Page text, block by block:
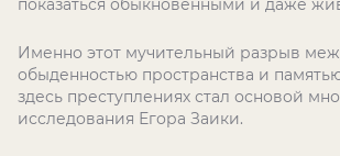
показаться обыкновенными и даже
Именно этот мучительный разрыв
обыденностью пространства и
здесь преступлениях стал основой
исследования Егора Заики.